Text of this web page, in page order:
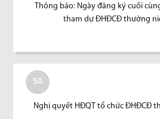
Thông báo: Ngày đăng ký cuối
tham dự ĐHĐCĐ thường
50
Nghị quyết HĐQT tổ chức ĐHĐCĐ